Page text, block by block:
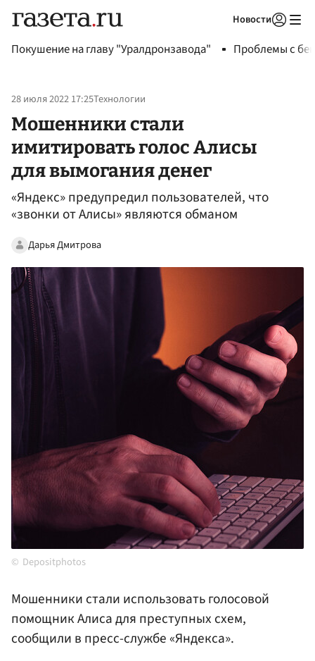
Новости
Покушение на главу "Уралдронзавода" Проблемы с
28 июля 2022 17:25Технологии
Мошенники стали
имитировать голос Алисы
для вымогания денег
«Яндекс» предупредил пользователей, что
«звонки от Алисы» являются обманом
Дарья Дмитрова
Depositphotos
Мошенники стали использовать голосовой
помощник Алиса для преступных схем,
сообщили в пресс-службе «Яндекса».